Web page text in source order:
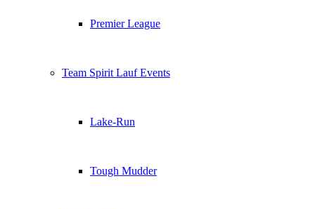
Premier League
Team Spirit Lauf Events
Lake-Run
Tough Mudder